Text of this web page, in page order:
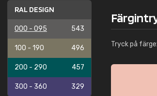
RAL DESIGN
000 - 095 543
100 - 190 496
200 - 290 457
300 - 360 329
Tryck på